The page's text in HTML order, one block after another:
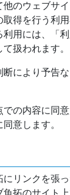
他のウェブサ
取得を行う利
用には、「
扱われます。
により予告
の内容に同
意します。
リンクを張